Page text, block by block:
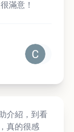
滿意！
介紹，到看
真的很感